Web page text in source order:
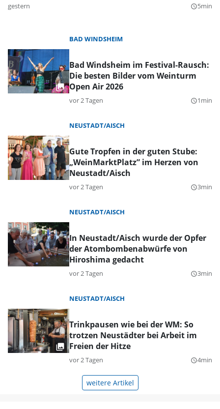
gestern query_builder5min
BAD WINDSHEIM
Bad Windsheim im Festival-Rausch:
Die besten Bilder vom Weinturm
Open Air 2026
vor 2 Tagen query_builder1min
NEUSTADT/AISCH
Gute Tropfen in der guten Stube:
„WeinMarktPlatz” im Herzen von
Neustadt/Aisch
vor 2 Tagen query_builder3min
NEUSTADT/AISCH
In Neustadt/Aisch wurde der Opfer
der Atombombenabwürfe von
Hiroshima gedacht
vor 2 Tagen query_builder3min
NEUSTADT/AISCH
Trinkpausen wie bei der WM: So
trotzen Neustädter bei Arbeit im
Freien der Hitze
vor 2 Tagen query_builder4min
weitere Artikel